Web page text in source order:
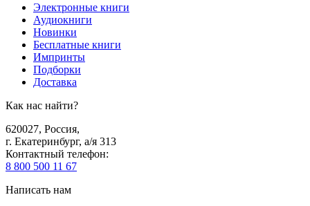
Электронные книги
Аудиокниги
Новинки
Бесплатные книги
Импринты
Подборки
Доставка
Как нас найти?
620027, Россия,
г. Екатеринбург, а/я 313
Контактный телефон:
8 800 500 11 67
Написать нам